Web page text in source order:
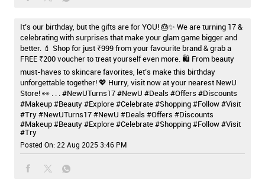
It’s our birthday, but the gifts are for YOU! 🎂✨ We are turning 17 &
celebrating with surprises that make your glam game bigger and
better. 💄 Shop for just ₹999 from your favourite brand & grab a
FREE ₹200 voucher to treat yourself even more. 🛍️ From beauty
must-haves to skincare favorites, let’s make this birthday
unforgettable together! 💖 Hurry, visit now at your nearest NewU
Store! 👀 . . . #NewUTurns17 #NewU #Deals #Offers #Discounts
#Makeup #Beauty #Explore #Celebrate #Shopping #Follow #Visit
#Try#NewUTurns17#NewU #Deals #Offers #Discounts
#Makeup#Beauty#Explore#Celebrate#Shopping#Follow#Visit
#Try
Posted On: 22 Aug 2025 3:46 PM